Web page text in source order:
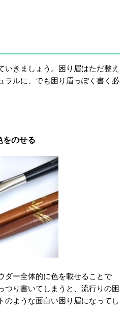
いきましょう。困り眉はただ整え
ラルに、でも困り眉っぽく書く必
をのせる
ダー全体的に色を載せることで
つり書いてしまうと、流行りの困
のような面白い困り眉になってし